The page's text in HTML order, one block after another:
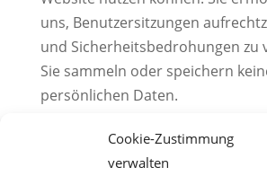
Cookie-Zustimmung
verwalten
uns, Benutzersitzungen
und Sicherheitsbedrohungen zu
Sie sammeln oder speichern
persönlichen Daten.
Die untenstehende Liste zeigt die
Website verwendeten Cookies an.